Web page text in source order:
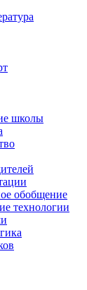
школы
обобщение
технологии